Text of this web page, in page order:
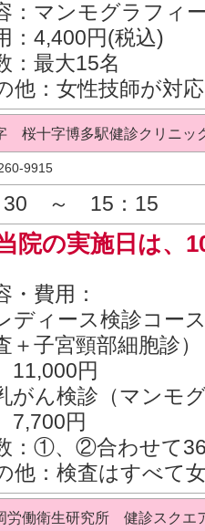
：マンモグラフィ
：4,400円(税込)
：最大15名
他：女性技師が対
桜十字博多駅健診クリニッ
9915
30 ～ 15：15
院の実施日は、
・費用：
ディース検診コー
＋子宮頸部細胞診）
円
がん検診（マンモ
円
：①、②合わせて
他：検査はすべて
働衛生研究所 健診スクエ